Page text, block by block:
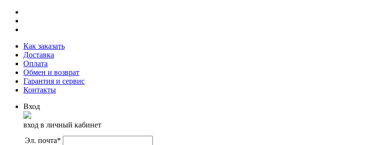
Как заказать
Доставка
Оплата
Обмен и возврат
Гарантия и сервис
Контакты
Вход
вход в личный кабинет
Эл. почта*